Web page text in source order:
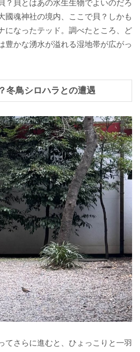
？貝とはあの水生生物でよいのだろ
國魂神社の境内、ここで貝？しかも
になったテッド。調べたところ、ど
豊かな湧水が溢れる湿地帯が広がっ
冬鳥シロハラとの遭遇
てさらに進むと、ひょっこりと一羽